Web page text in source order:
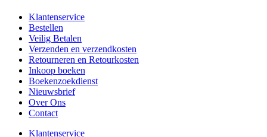
Klantenservice
Bestellen
Veilig Betalen
Verzenden en verzendkosten
Retourneren en Retourkosten
Inkoop boeken
Boekenzoekdienst
Nieuwsbrief
Over Ons
Contact
Klantenservice